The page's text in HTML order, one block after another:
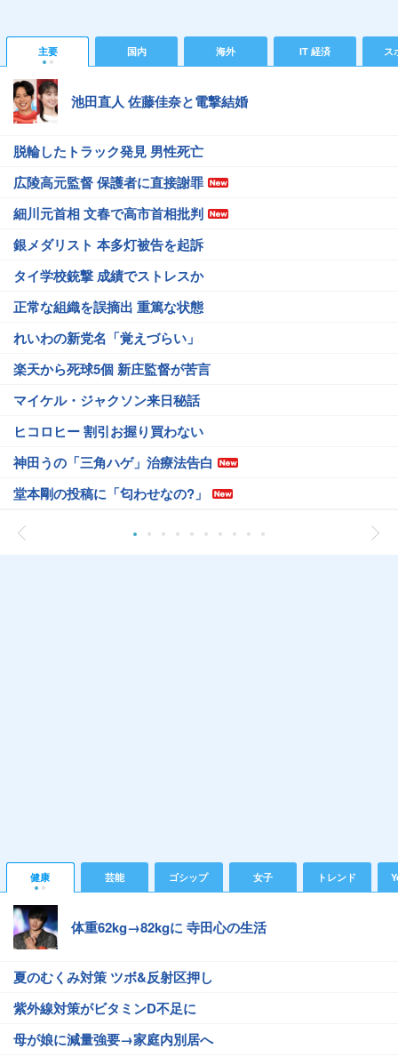
主要 国内 海外 IT 経済 ス
池田直人 佐藤佳奈と電撃結婚
脱輪したトラック発見 男性死亡
広陵高元監督 保護者に直接謝罪
細川元首相 文春で高市首相批判
銀メダリスト 本多灯被告を起訴
タイ学校銃撃 成績でストレスか
正常な組織を誤摘出 重篤な状態
れいわの新党名「覚えづらい」
楽天から死球5個 新庄監督が苦言
マイケル・ジャクソン来日秘話
ヒコロヒー 割引お握り買わない
神田うの「三角ハゲ」治療法告白
堂本剛の投稿に「匂わせなの?」
健康 芸能 ゴシップ 女子 トレンド
体重62kg→82kgに 寺田心の生活
夏のむくみ対策 ツボ&反射区押し
紫外線対策がビタミンD不足に
母が娘に減量強要→家庭内別居へ